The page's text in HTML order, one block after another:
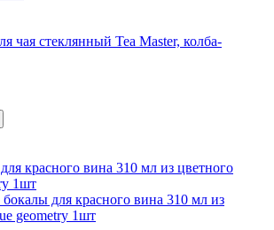
чая стеклянный Tea Master, колба-